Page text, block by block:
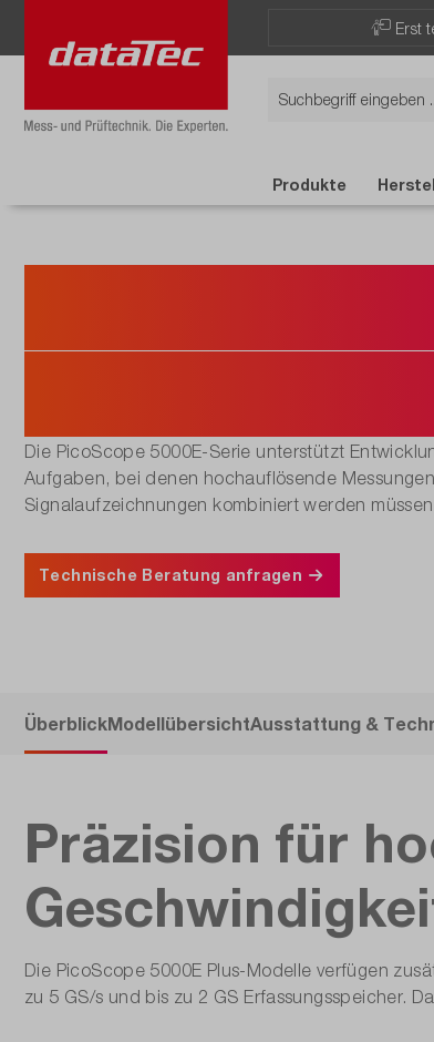
Erst
Produkte
Die PicoScope 5000E-Serie unterstützt
Aufgaben, bei denen hochauflösende
Signalaufzeichnungen kombiniert werden
Technische Beratung anfragen
ÜberblickModellübersichtAusstattung &
Präzision für
Die PicoScope 5000E Plus-Modelle verfügen
zu 5 GS/s und bis zu 2 GS Erfassungsspeicher.